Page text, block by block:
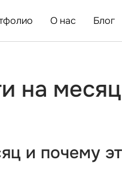
О нас Блог
на
и почему